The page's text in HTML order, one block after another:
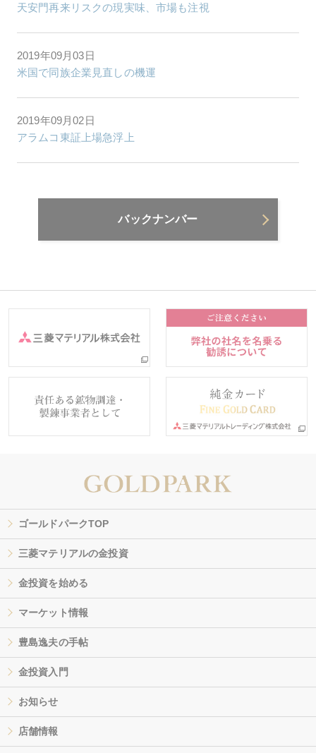
天安門再来リスクの現実味、市場も注視
2019年09月03日
米国で同族企業見直しの機運
2019年09月02日
アラムコ東証上場急浮上
バックナンバー
ゴールドパークTOP
三菱マテリアルの金投資
金投資を始める
マーケット情報
豊島逸夫の手帖
金投資入門
お知らせ
店舗情報